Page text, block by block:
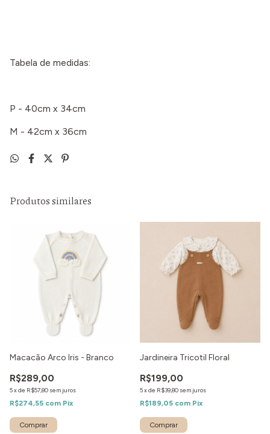
Tabela de medidas:
P - 40cm x 34cm
M - 42cm x 36cm
Produtos similares
Macacão Arco Iris - Branco
R$289,00
5xde R$57,80 sem juros
R$274,55 com Pix
Comprar
Jardineira Tricotil Floral
R$199,00
5xde R$39,80 sem juros
R$189,05 com Pix
Comprar